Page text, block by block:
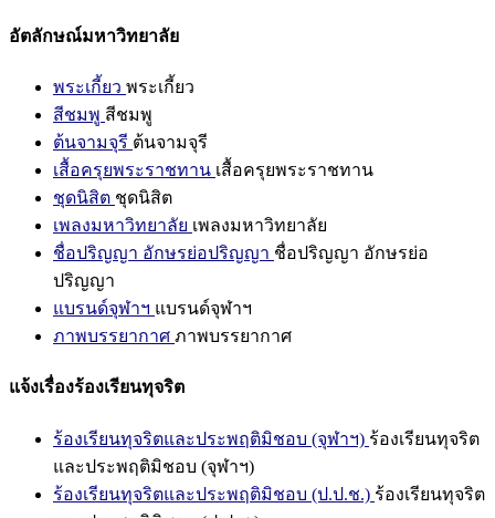
อัตลักษณ์มหาวิทยาลัย
พระเกี้ยว พระเกี้ยว
สีชมพู สีชมพู
ต้นจามจุรี ต้นจามจุรี
เสื้อครุยพระราชทาน เสื้อครุยพระราชทาน
ชุดนิสิต ชุดนิสิต
เพลงมหาวิทยาลัย เพลงมหาวิทยาลัย
ชื่อปริญญา อักษรย่อปริญญา ชื่อปริญญา อักษรย่อ
ปริญญา
แบรนด์จุฬาฯ แบรนด์จุฬาฯ
ภาพบรรยากาศ ภาพบรรยากาศ
แจ้งเรื่องร้องเรียนทุจริต
ร้องเรียนทุจริตและประพฤติมิชอบ (จุฬาฯ) ร้องเรียนทุจริต
และประพฤติมิชอบ (จุฬาฯ)
ร้องเรียนทุจริตและประพฤติมิชอบ (ป.ป.ช.) ร้องเรียนทุจริต